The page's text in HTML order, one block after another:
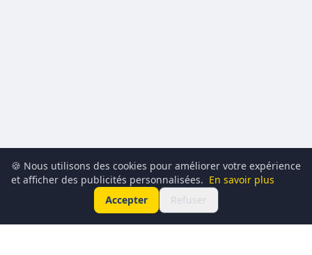
🍪 Nous utilisons des cookies pour améliorer votre expérience
et afficher des publicités personnalisées. En savoir plus
Accepter
Refuser